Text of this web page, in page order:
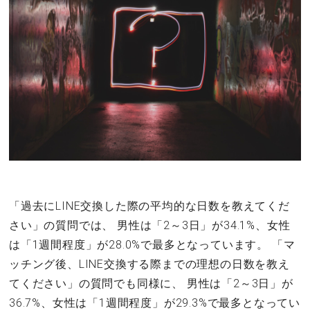
「過去にLINE交換した際の平均的な日数を教えてくだ
さい」の質問では、 男性は「2～3日」が34.1%、女性
は「1週間程度」が28.0%で最多となっています。 「マ
ッチング後、LINE交換する際までの理想の日数を教え
てください」の質問でも同様に、 男性は「2～3日」が
36.7%、女性は「1週間程度」が29.3%で最多となってい